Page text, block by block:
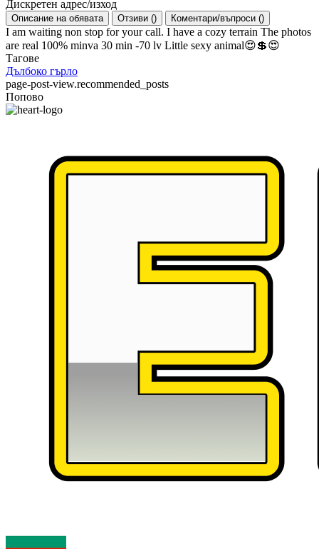
Дискретен адрес/изход
Описание на обявата Отзиви () Коментари/въпроси ()
I am waiting non stop for your call. I have a cozy terrain The photos
are real 100% minva 30 min -70 lv Little sexy animal😍💲😍
Тагове
Дълбоко гърло
page-post-view.recommended_posts
Попово